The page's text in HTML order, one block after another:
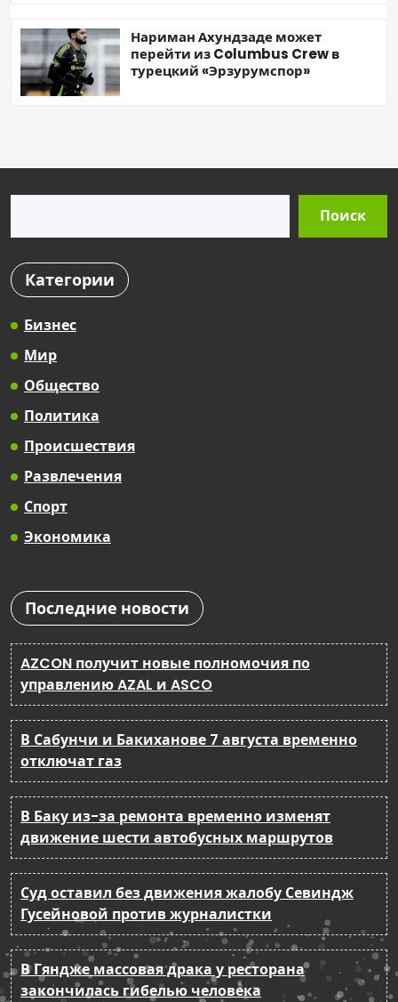
Нариман Ахундзаде может
перейти из Columbus Crew в
турецкий «Эрзурумспор»
Поиск
Категории
Бизнес
Мир
Общество
Политика
Происшествия
Развлечения
Спорт
Экономика
Последние новости
AZCON получит новые полномочия по
управлению AZAL и ASCO
В Сабунчи и Бакиханове 7 августа временно
отключат газ
В Баку из-за ремонта временно изменят
движение шести автобусных маршрутов
Суд оставил без движения жалобу Севиндж
Гусейновой против журналистки
В Гяндже массовая драка у ресторана
закончилась гибелью человека